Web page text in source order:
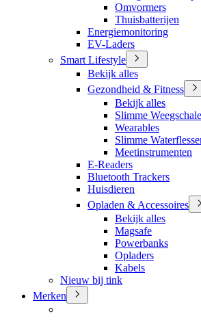
Omvormers
Thuisbatterijen
Energiemonitoring
EV-Laders
Smart Lifestyle
Bekijk alles
Gezondheid & Fitness
Bekijk alles
Slimme
Wearables
Slimme
Meetinstrumenten
E-Readers
Bluetooth Trackers
Huisdieren
Opladen & Accessoires
Bekijk alles
Magsafe
Powerbanks
Opladers
Kabels
Nieuw bij tink
Merken